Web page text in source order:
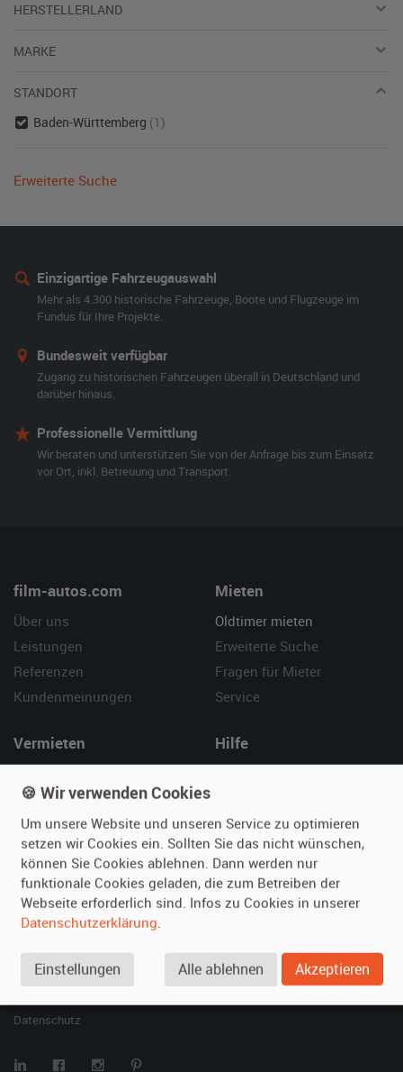
HERSTELLERLAND
MARKE
STANDORT
Baden-Württemberg (1)
Erweiterte Suche
Einzigartige Fahrzeugauswahl
Mehr als 4.300 historische Fahrzeuge, Boote und Flugzeuge im
Fundus für Ihre Projekte.
Bundesweit verfügbar
Zugang zu historischen Fahrzeugen überall in Deutschland und
darüber hinaus.
Professionelle Vermittlung
Wir beraten und unterstützen Sie von der Anfrage bis zum Einsatz
vor Ort, inkl. Betreuung und Transport.
film-autos.com
Über uns
Leistungen
Referenzen
Kundenmeinungen
Mieten
Oldtimer mieten
Erweiterte Suche
Fragen für Mieter
Service
Vermieten
Fotos senden
Fragen für Vermieter
Inserat verwalten
Hilfe
Kontakt
SPECIAL
Berühmte Filmautos –
Datenschutz
🍪 Wir verwenden Cookies
Um unsere Website und unseren Service zu optimieren
setzen wir Cookies ein. Sollten Sie das nicht wünschen,
können Sie Cookies ablehnen. Dann werden nur
funktionale Cookies geladen, die zum Betreiben der
Webseite erforderlich sind. Infos zu Cookies in unserer
Datenschutzerklärung.
Einstellungen Alle ablehnen Akzeptieren